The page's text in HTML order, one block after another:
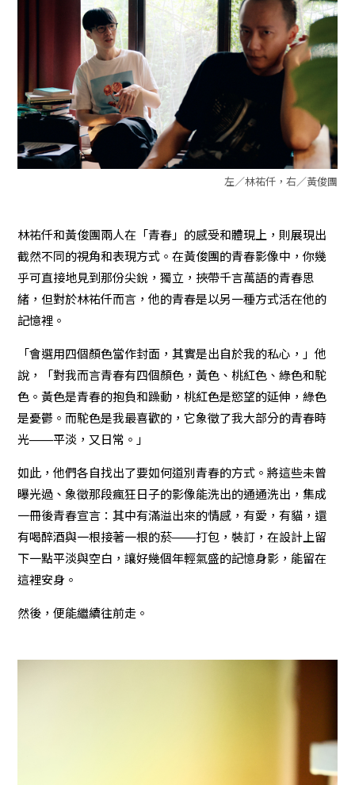
左／林祐仟，右／黃俊團
林祐仟和黃俊團兩人在「青春」的感受和體現上，則展現出
截然不同的視角和表現方式。在黃俊團的青春影像中，你幾
乎可直接地見到那份尖銳，獨立，挾帶千言萬語的青春思
緒，但對於林祐仟而言，他的青春是以另一種方式活在他的
記憶裡。
「會選用四個顏色當作封面，其實是出自於我的私心，」他
說，「對我而言青春有四個顏色，黃色、桃紅色、綠色和駝
色。黃色是青春的抱負和躁動，桃紅色是慾望的延伸，綠色
是憂鬱。而駝色是我最喜歡的，它象徵了我大部分的青春時
光——平淡，又日常。」
如此，他們各自找出了要如何道別青春的方式。將這些未曾
曝光過、象徵那段瘋狂日子的影像能洗出的通通洗出，集成
一冊後青春宣言：其中有滿溢出來的情感，有愛，有貓，還
有喝醉酒與一根接著一根的菸——打包，裝訂，在設計上留
下一點平淡與空白，讓好幾個年輕氣盛的記憶身影，能留在
這裡安身。
然後，便能繼續往前走。